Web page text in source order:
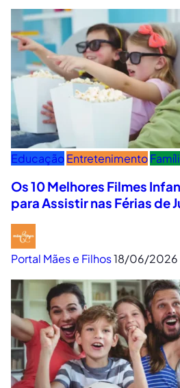
EducaçãoEntretenimento
Os 10 Melhores Filmes
para Assistir nas Férias de
Portal Mães e Filhos18/06/2026